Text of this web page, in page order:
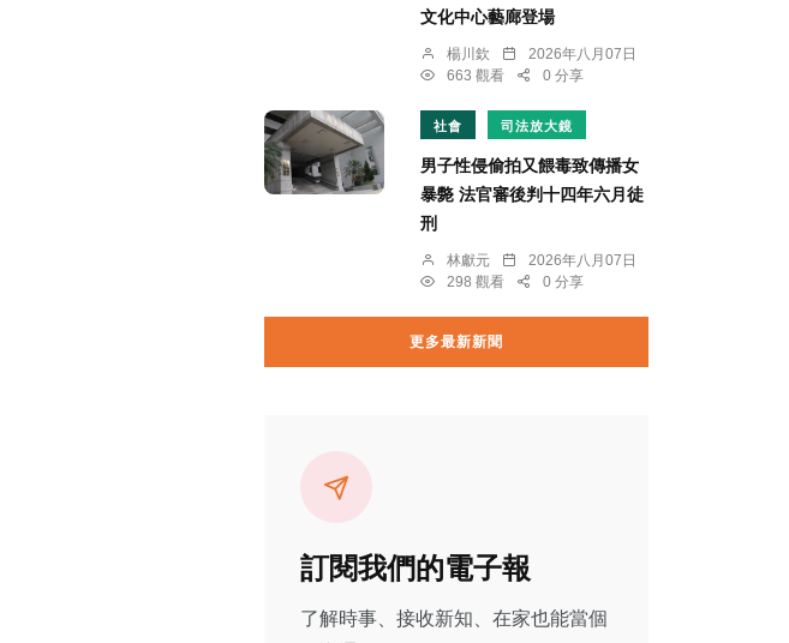
文化中心藝廊登場
楊川欽
2026年八月07日
663 觀看
0 分享
社會 司法放大鏡
男子性侵偷拍又餵毒致傳播女
暴斃 法官審後判十四年六月徒
刑
林獻元
2026年八月07日
298 觀看
0 分享
更多最新新聞
訂閱我們的電子報
了解時事、接收新知、在家也能當個